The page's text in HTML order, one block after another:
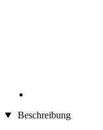
Beschreibung